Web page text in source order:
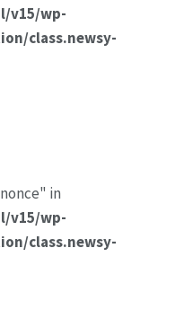
v15/wp-
class.newsy-
in
v15/wp-
class.newsy-